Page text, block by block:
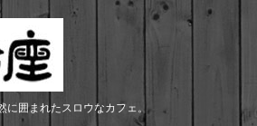
に囲まれたスロウなカフェ。